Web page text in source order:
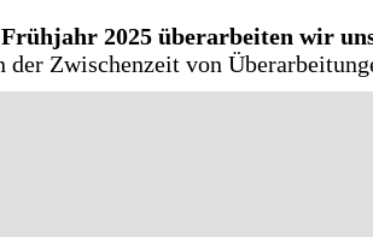
2025 überarbeiten wir
der Zwischenzeit von